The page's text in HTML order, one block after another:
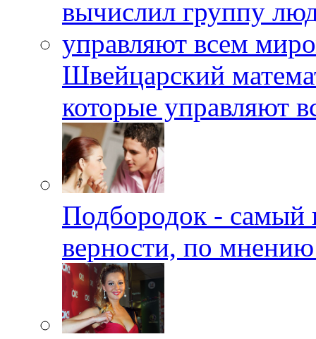
Швейцарский
которые управляют
Подбородок - самый
верности, по